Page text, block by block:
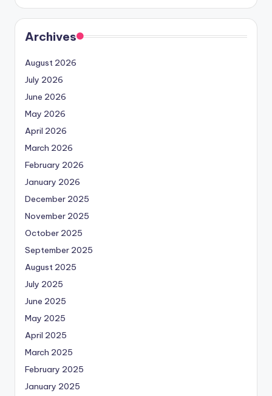
Archives
August 2026
July 2026
June 2026
May 2026
April 2026
March 2026
February 2026
January 2026
December 2025
November 2025
October 2025
September 2025
August 2025
July 2025
June 2025
May 2025
April 2025
March 2025
February 2025
January 2025